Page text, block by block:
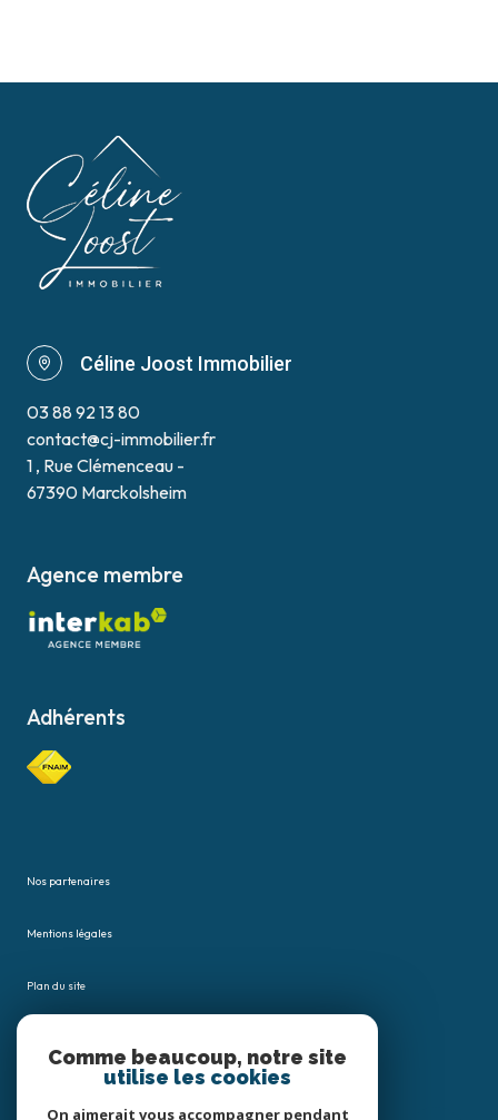
Céline Joost Immobilier
03 88 92 13 80
contact@cj-immobilier.fr
1 , Rue Clémenceau -
67390 Marckolsheim
Agence membre
Adhérents
Nos partenaires
Mentions légales
Plan du site
Comme beaucoup, notre site
utilise les cookies
On aimerait vous accompagner pendant